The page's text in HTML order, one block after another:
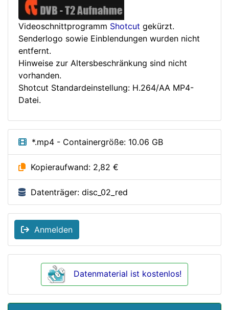
Videoschnittprogramm Shotcut gekürzt.
Senderlogo sowie Einblendungen wurden nicht
entfernt.
Hinweise zur Altersbeschränkung sind nicht
vorhanden.
Shotcut Standardeinstellung: H.264/AA MP4-
Datei.
*.mp4 - Containergröße: 10.06 GB
Kopieraufwand: 2,82 €
Datenträger: disc_02_red
Anmelden
Datenmaterial ist kostenlos!